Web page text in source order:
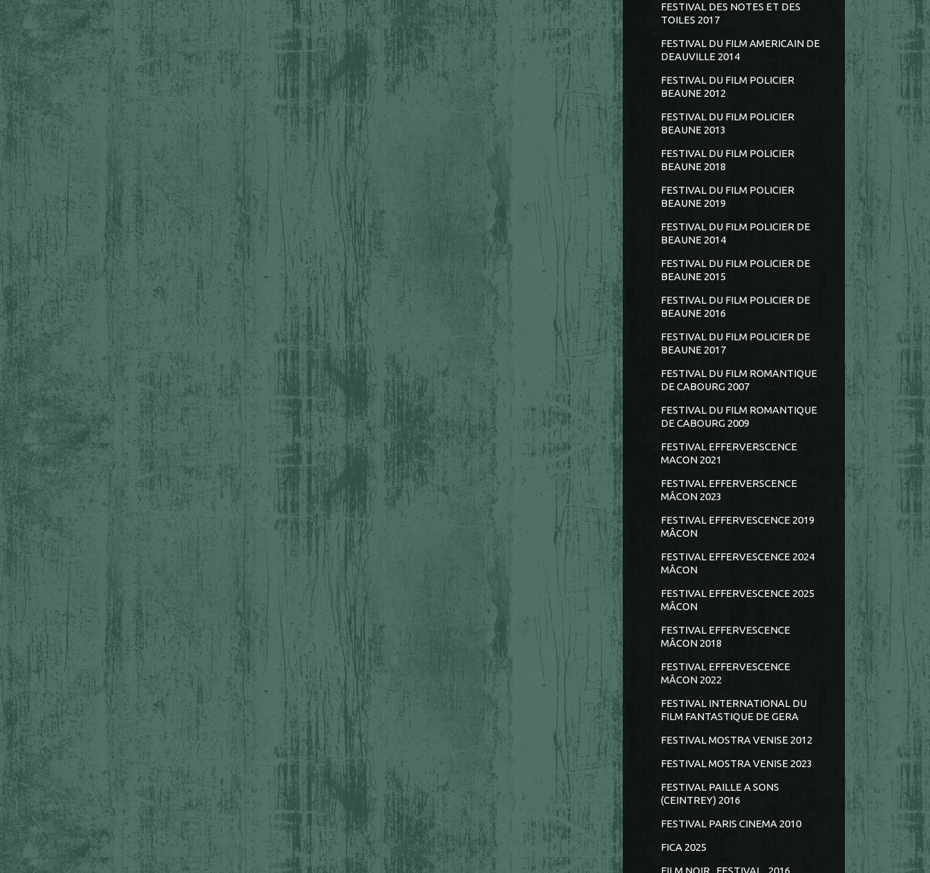
FESTIVAL DES NOTES ET DES
TOILES 2017
FESTIVAL DU FILM AMERICAIN DE
DEAUVILLE 2014
FESTIVAL DU FILM POLICIER
BEAUNE 2012
FESTIVAL DU FILM POLICIER
BEAUNE 2013
FESTIVAL DU FILM POLICIER
BEAUNE 2018
FESTIVAL DU FILM POLICIER
BEAUNE 2019
FESTIVAL DU FILM POLICIER DE
BEAUNE 2014
FESTIVAL DU FILM POLICIER DE
BEAUNE 2015
FESTIVAL DU FILM POLICIER DE
BEAUNE 2016
FESTIVAL DU FILM POLICIER DE
BEAUNE 2017
FESTIVAL DU FILM ROMANTIQUE
DE CABOURG 2007
FESTIVAL DU FILM ROMANTIQUE
DE CABOURG 2009
FESTIVAL EFFERVERSCENCE
MACON 2021
FESTIVAL EFFERVERSCENCE
MÂCON 2023
FESTIVAL EFFERVESCENCE 2019
MÂCON
FESTIVAL EFFERVESCENCE 2024
MÂCON
FESTIVAL EFFERVESCENCE 2025
MÂCON
FESTIVAL EFFERVESCENCE
MÂCON 2018
FESTIVAL EFFERVESCENCE
MÂCON 2022
FESTIVAL INTERNATIONAL DU
FILM FANTASTIQUE DE GERA
FESTIVAL MOSTRA VENISE 2012
FESTIVAL MOSTRA VENISE 2023
FESTIVAL PAILLE A SONS
(CEINTREY) 2016
FESTIVAL PARIS CINEMA 2010
FICA 2025